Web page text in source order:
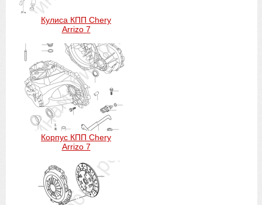
Кулиса КПП Chery
Arrizo 7
Корпус КПП Chery
Arrizo 7